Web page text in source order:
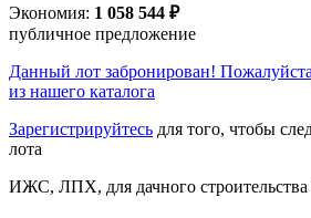
Экономия: 1 058 544 ₽
публичное предложение
Данный лот забронирован!
из нашего каталога
Зарегистрируйтесь для того, чтобы
лота
ИЖС, ЛПХ, для дачного строительства